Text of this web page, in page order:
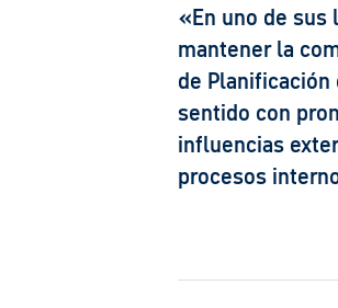
«En uno de
mantener la
de
sentido con
influencias
procesos